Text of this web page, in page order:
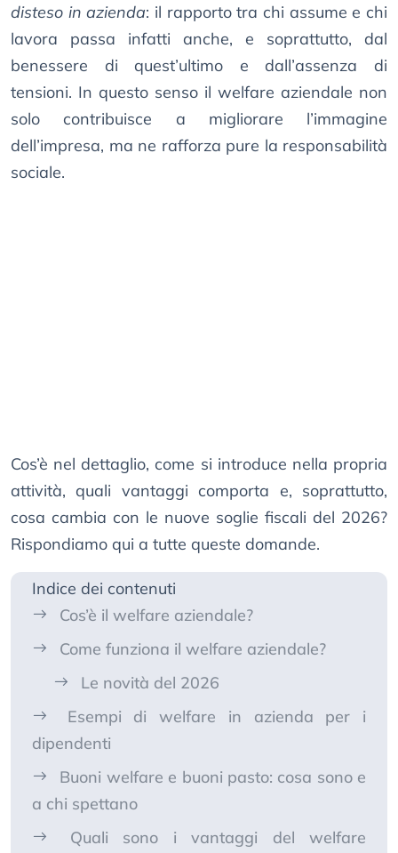
disteso in azienda: il rapporto tra chi assume e chi
lavora passa infatti anche, e soprattutto, dal
benessere di quest’ultimo e dall’assenza di
tensioni. In questo senso il welfare aziendale non
solo contribuisce a migliorare l’immagine
dell’impresa, ma ne rafforza pure la responsabilità
sociale.
Cos’è nel dettaglio, come si introduce nella propria
attività, quali vantaggi comporta e, soprattutto,
cosa cambia con le nuove soglie fiscali del 2026?
Rispondiamo qui a tutte queste domande.
Indice dei contenuti
Cos’è il welfare aziendale?
Come funziona il welfare aziendale?
Le novità del 2026
Esempi di welfare in azienda per i
dipendenti
Buoni welfare e buoni pasto: cosa sono e
a chi spettano
Quali sono i vantaggi del welfare